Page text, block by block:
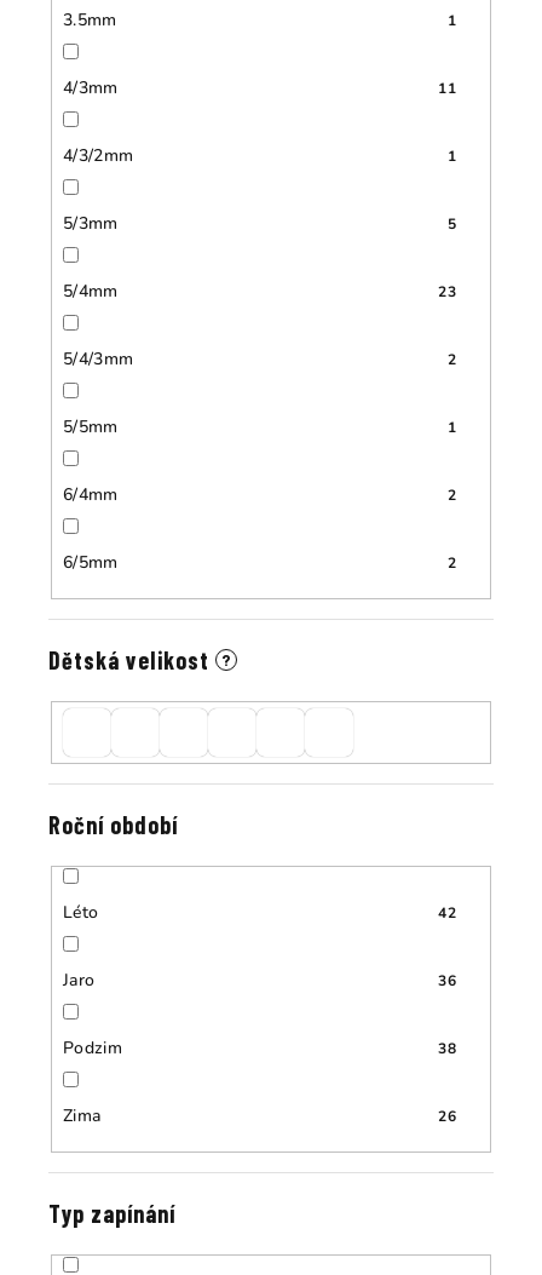
3.5mm 1
4/3mm 11
4/3/2mm 1
5/3mm 5
5/4mm 23
5/4/3mm 2
5/5mm 1
6/4mm 2
6/5mm 2
Dětská velikost ?
Roční období
Léto 42
Jaro 36
Podzim 38
Zima 26
Typ zapínání